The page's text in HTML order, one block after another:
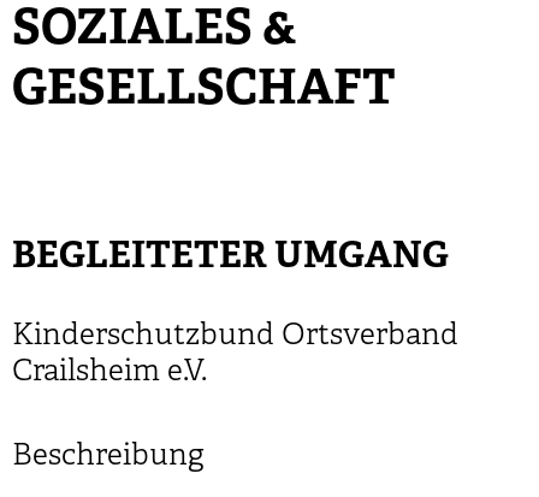
SOZIALES &
GESELLSCHAFT
BEGLEITETER UMGANG
Kinderschutzbund Ortsverband
Crailsheim e.V.
Beschreibung